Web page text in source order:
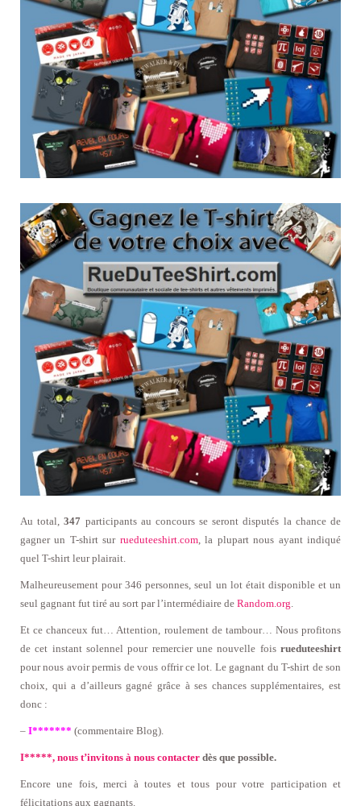
Au total,347 participants au concours se seront disputés la chance de
gagner un T-shirt sur rueduteeshirt.com, la plupart nous ayant indiqué
quel T-shirt leur plairait.
Malheureusement pour 346 personnes, seul un lot était disponible et un
seul gagnant fut tiré au sort par l’intermédiaire de Random.org.
Et ce chanceux fut… Attention, roulement de tambour… Nous profitons
de cet instant solennel pour remercier une nouvelle fois rueduteeshirt
pour nous avoir permis de vous offrir ce lot. Le gagnant du T-shirt de son
choix, qui a d’ailleurs gagné grâce à ses chances supplémentaires, est
donc :
– I******* (commentaire Blog).
I*****, nous t’invitons à nous contacter dès que possible.
Encore une fois, merci à toutes et tous pour votre participation et
félicitations aux gagnants.